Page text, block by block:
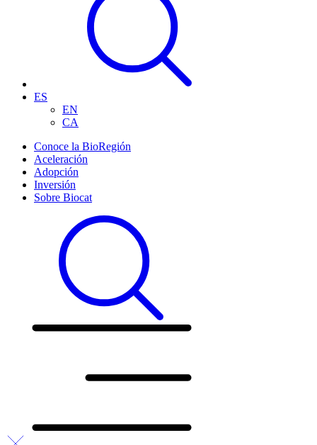
ES
EN
CA
Conoce la BioRegión
Aceleración
Adopción
Inversión
Sobre Biocat